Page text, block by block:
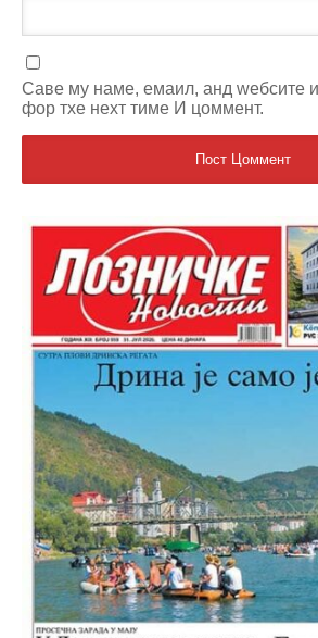
Саве мy наме, емаил, анд wебсите
фор тхе неxт тиме И цоммент.